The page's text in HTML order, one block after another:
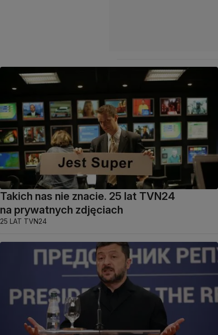
Takich nas nie znacie. 25 lat TVN24
na prywatnych zdjęciach
25 LAT TVN24